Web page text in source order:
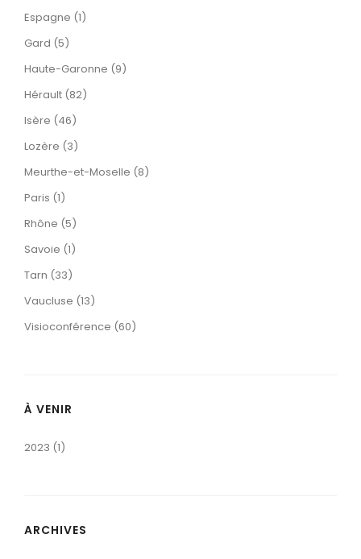
Espagne (1)
Gard (5)
Haute-Garonne (9)
Hérault (82)
Isère (46)
Lozère (3)
Meurthe-et-Moselle (8)
Paris (1)
Rhône (5)
Savoie (1)
Tarn (33)
Vaucluse (13)
Visioconférence (60)
À VENIR
2023 (1)
ARCHIVES